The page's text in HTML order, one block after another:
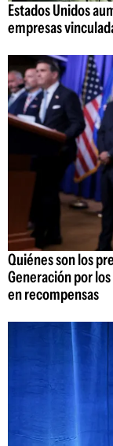
Estados Unidos
empresas
Quiénes son los
Generación por
en recompensas